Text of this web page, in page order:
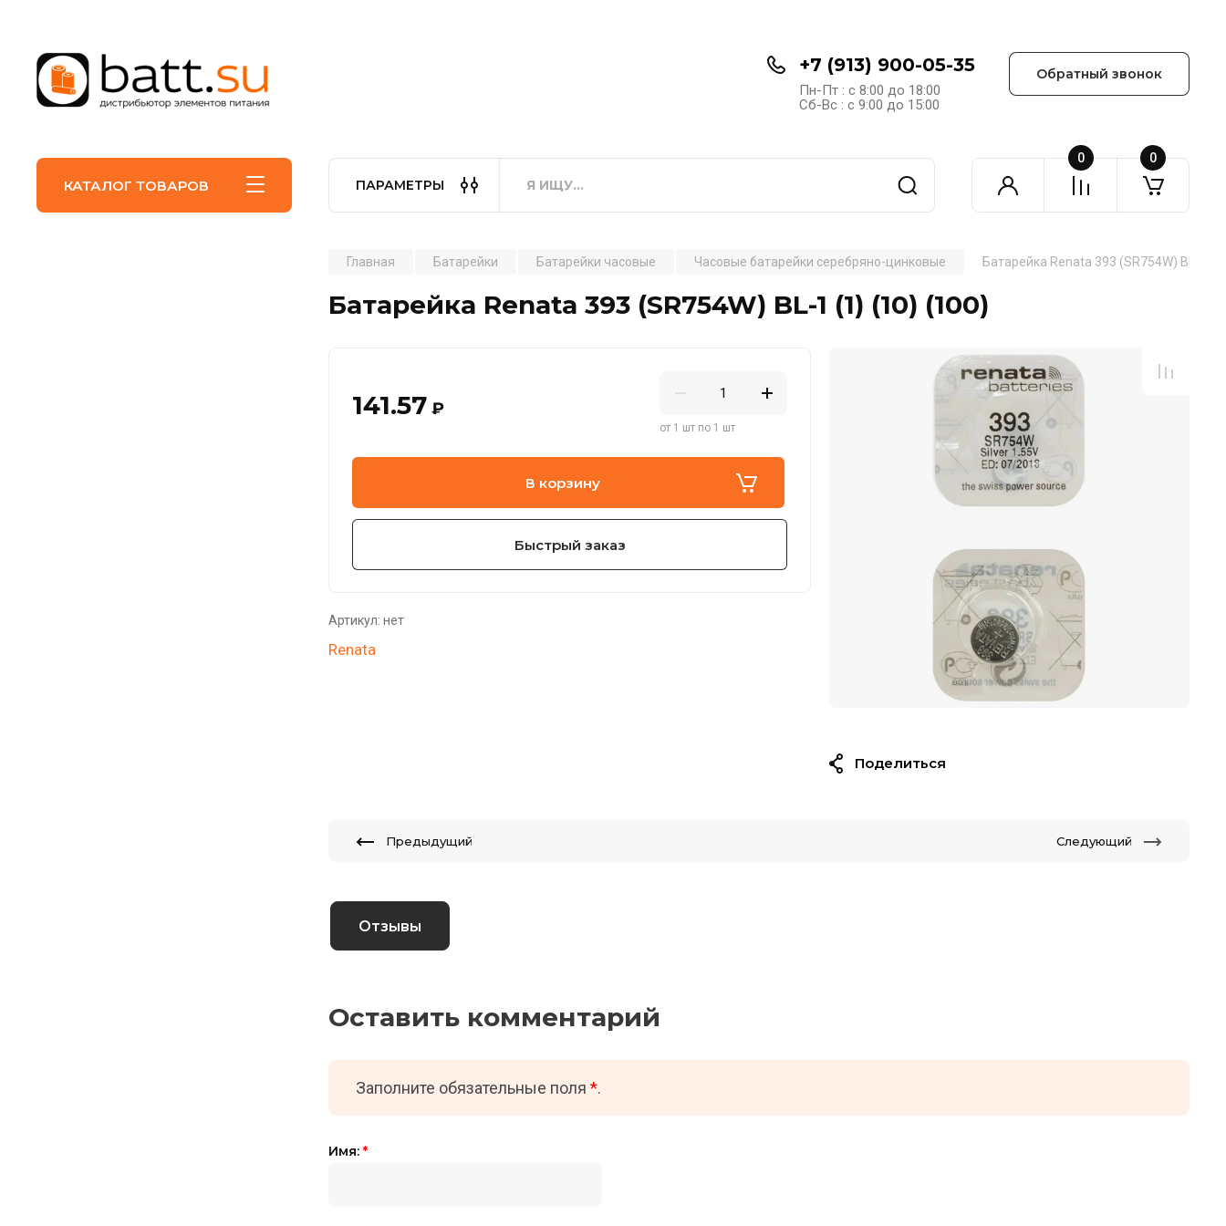
+7 (913) 900-05-35
Пн-Пт : с 8:00 до 18:00
Сб-Вс : с 9:00 до 15:00
Обратный звонок
КАТАЛОГ ТОВАРОВ ПАРАМЕТРЫ
0 0
Главная Батарейки Батарейки часовые Часовые батарейки серебряно-цинковые Батарейка Renata 393 (SR754W) BL-1
Батарейка Renata 393 (SR754W) BL-1 (1) (10) (100)
141.57 ₽
от 1 шт по 1 шт
В корзину
Быстрый заказ
Артикул: нет
Renata
Поделиться
Предыдущий Следующий
Отзывы
Оставить комментарий
Заполните обязательные поля *.
Имя: *